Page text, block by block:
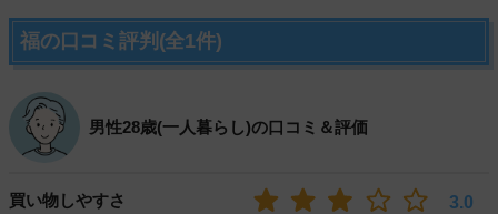
福の口コミ評判(全1件)
男性28歳(一人暮らし)の口コミ＆評価
買い物しやすさ
3.0